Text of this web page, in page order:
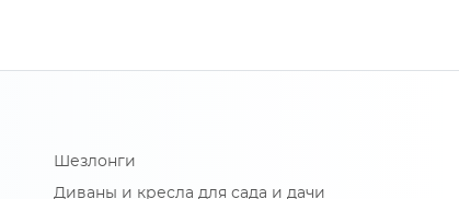
Шезлонги
Диваны и кресла для сада и дачи